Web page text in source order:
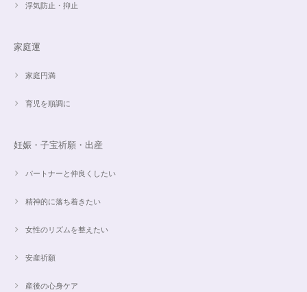
浮気防止・抑止
家庭運
家庭円満
育児を順調に
妊娠・子宝祈願・出産
パートナーと仲良くしたい
精神的に落ち着きたい
女性のリズムを整えたい
安産祈願
産後の心身ケア